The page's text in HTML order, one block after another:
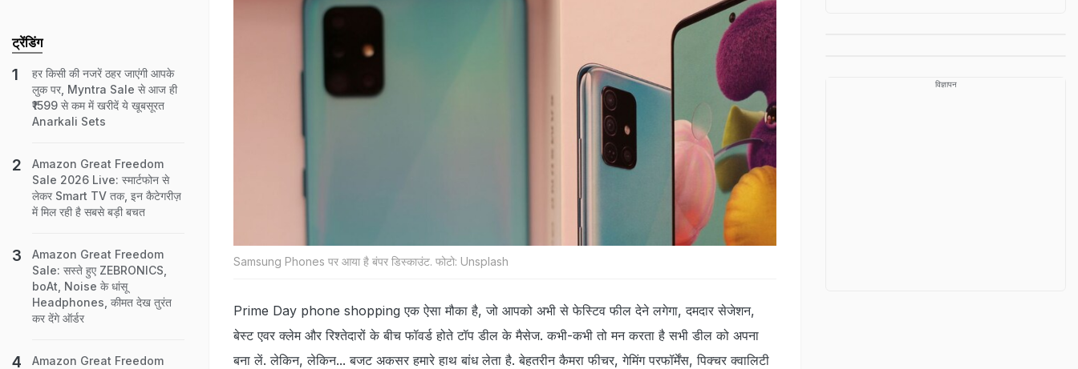
Samsung Phones पर आया है बंपर डिस्‍काउंट. फोटो: Unsplash
Prime Day phone shopping एक ऐसा मौका है, जो आपको अभी से फेस्टिव फील देने लगेगा, दमदार सेजेशन,
बेस्‍ट एवर क्‍लेम और रिश्‍तेदारों के बीच फॉवर्ड होते टॉप डील के मैसेज. कभी-कभी तो मन करता है सभी डील को अपना
बना लें. लेकिन, लेकिन... बजट अकसर हमारे हाथ बांध लेता है. बेहतरीन कैमरा फीचर, गेमिंग परफॉर्मेंस, पिक्‍चर क्‍वालिटी
ट्रेंडिंग
हर किसी की नजरें ठहर जाएंगी आपके
लुक पर, Myntra Sale से आज ही
₹1599 से कम में खरीदें ये खूबसूरत
Anarkali Sets
Amazon Great Freedom
Sale 2026 Live: स्मार्टफोन से
लेकर Smart TV तक, इन कैटेगरीज़
में मिल रही है सबसे बड़ी बचत
Amazon Great Freedom
Sale: सस्ते हुए ZEBRONICS,
boAt, Noise के धांसू
Headphones, कीमत देख तुरंत
कर देंगे ऑर्डर
Amazon Great Freedom
विज्ञापन